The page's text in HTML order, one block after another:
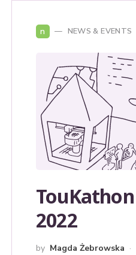
n NEWS & EVENTS
2022
by Magda Żebrowska